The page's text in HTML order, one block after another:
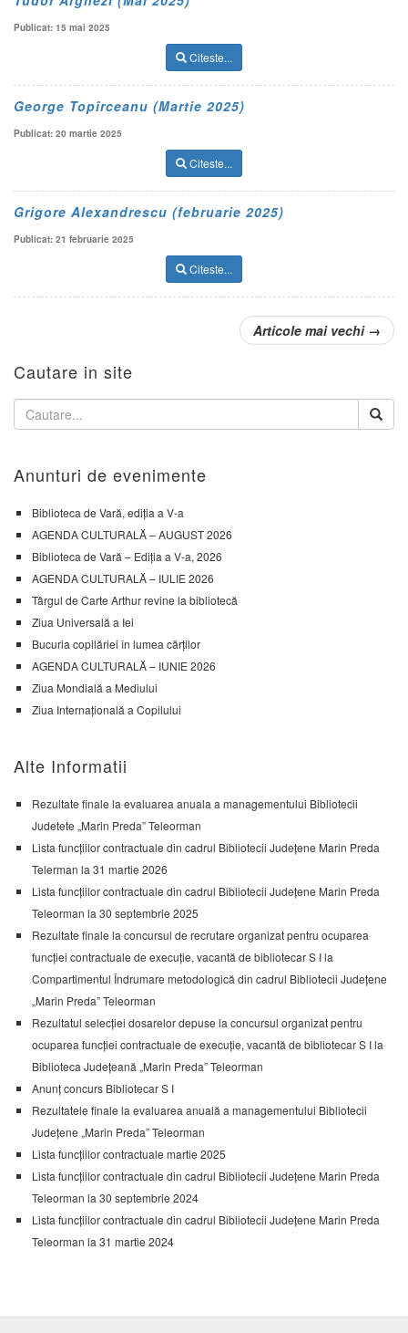
Publicat: 15 mai 2025
Citeste...
George Topîrceanu (Martie 2025)
Publicat: 20 martie 2025
Citeste...
Grigore Alexandrescu (februarie 2025)
Publicat: 21 februarie 2025
Citeste...
Articole mai vechi →
Cautare in site
Anunturi de evenimente
Biblioteca de Vară, ediția a V-a
AGENDA CULTURALĂ – AUGUST 2026
Biblioteca de Vară – Ediția a V-a, 2026
AGENDA CULTURALĂ – IULIE 2026
Târgul de Carte Arthur revine la bibliotecă
Ziua Universală a Iei
Bucuria copilăriei în lumea cărților
AGENDA CULTURALĂ – IUNIE 2026
Ziua Mondială a Mediului
Ziua Internațională a Copilului
Alte Informatii
Rezultate finale la evaluarea anuala a managementului Bibliotecii
Judetete „Marin Preda” Teleorman
Lista funcțiilor contractuale din cadrul Bibliotecii Județene Marin Preda
Telerman la 31 martie 2026
Lista funcțiilor contractuale din cadrul Bibliotecii Județene Marin Preda
Teleorman la 30 septembrie 2025
Rezultate finale la concursul de recrutare organizat pentru ocuparea
funcției contractuale de execuție, vacantă de bibliotecar S I la
Compartimentul Îndrumare metodologică din cadrul Bibliotecii Județene
„Marin Preda” Teleorman
Rezultatul selecției dosarelor depuse la concursul organizat pentru
ocuparea funcției contractuale de execuție, vacantă de bibliotecar S I la
Biblioteca Județeană „Marin Preda” Teleorman
Anunț concurs Bibliotecar S I
Rezultatele finale la evaluarea anuală a managementului Bibliotecii
Județene „Marin Preda” Teleorman
Lista funcțiilor contractuale martie 2025
Lista funcțiilor contractuale din cadrul Bibliotecii Județene Marin Preda
Teleorman la 30 septembrie 2024
Lista funcțiilor contractuale din cadrul Bibliotecii Județene Marin Preda
Teleorman la 31 martie 2024